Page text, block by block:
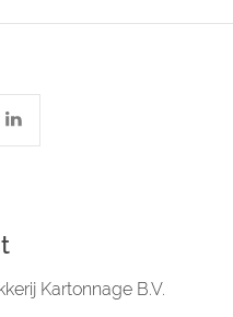
Kartonnage B.V.